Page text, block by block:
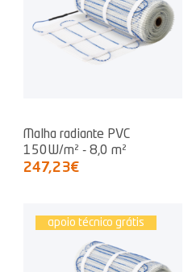
Malha radiante PVC
150W/m² - 8,0 m²
247,23€
apoio técnico grátis